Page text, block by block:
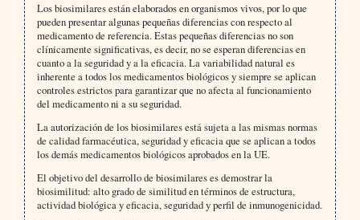
Los biosimilares están elaborados en organismos vivos, por lo que
pueden presentar algunas pequeñas diferencias con respecto al
medicamento de referencia. Estas pequeñas diferencias no son
clínicamente significativas, es decir, no se esperan diferencias en
cuanto a la seguridad y a la eficacia. La variabilidad natural es
inherente a todos los medicamentos biológicos y siempre se aplican
controles estrictos para garantizar que no afecta al funcionamiento
del medicamento ni a su seguridad.
La autorización de los biosimilares está sujeta a las mismas normas
de calidad farmacéutica, seguridad y eficacia que se aplican a todos
los demás medicamentos biológicos aprobados en la UE.
El objetivo del desarrollo de biosimilares es demostrar la
biosimilitud: alto grado de similitud en términos de estructura,
actividad biológica y eficacia, seguridad y perfil de inmunogenicidad.